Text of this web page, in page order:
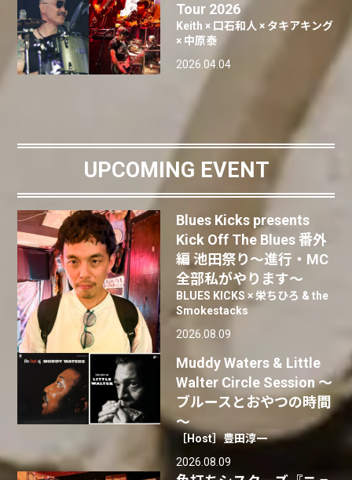
Tour 2026
Keith × 口石和人 × タキアキング
× 中原泰
2026.04.04
UPCOMING EVENT
Blues Kicks presents
Kick Off The Blues 番外
編 池田祭り〜進行・MC
全部私がやります〜
BLUES KICKS × 栄ちひろ & the
Smokestacks
2026.08.09
Muddy Waters & Little
Walter Circle Session ～
ブルースとおやつの時間
～
［Host］豊田淳一
2026.08.09